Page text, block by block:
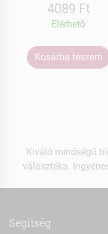
4089 Ft
Elérhetõ
Kosárba teszem
Kiváló minőségű
választéka.
Segítség